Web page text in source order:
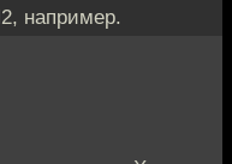
например.